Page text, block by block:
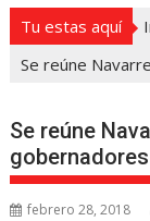
Tu estas aquí
Se reúne
Se reúne
febrero 28, 2018